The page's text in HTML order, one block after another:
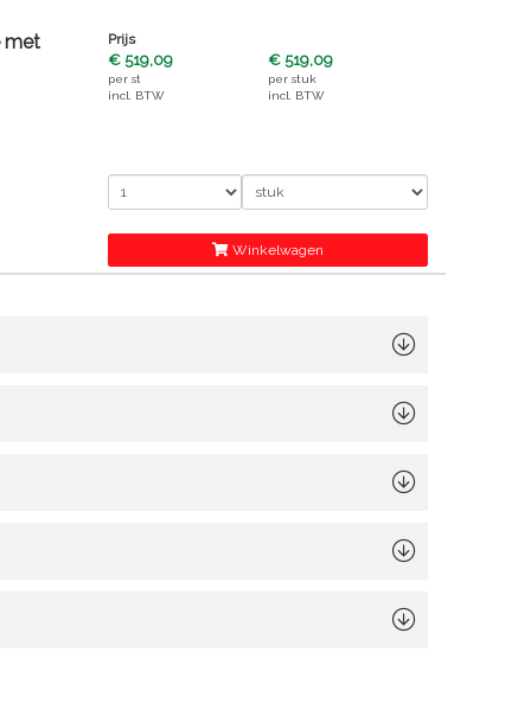
met Prijs
€ 519,09
per st
incl. BTW
€ 519,09
per stuk
incl. BTW
Winkelwagen